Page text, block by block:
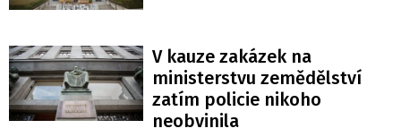
V kauze zakázek na
ministerstvu zemědělství
zatím policie nikoho
neobvinila